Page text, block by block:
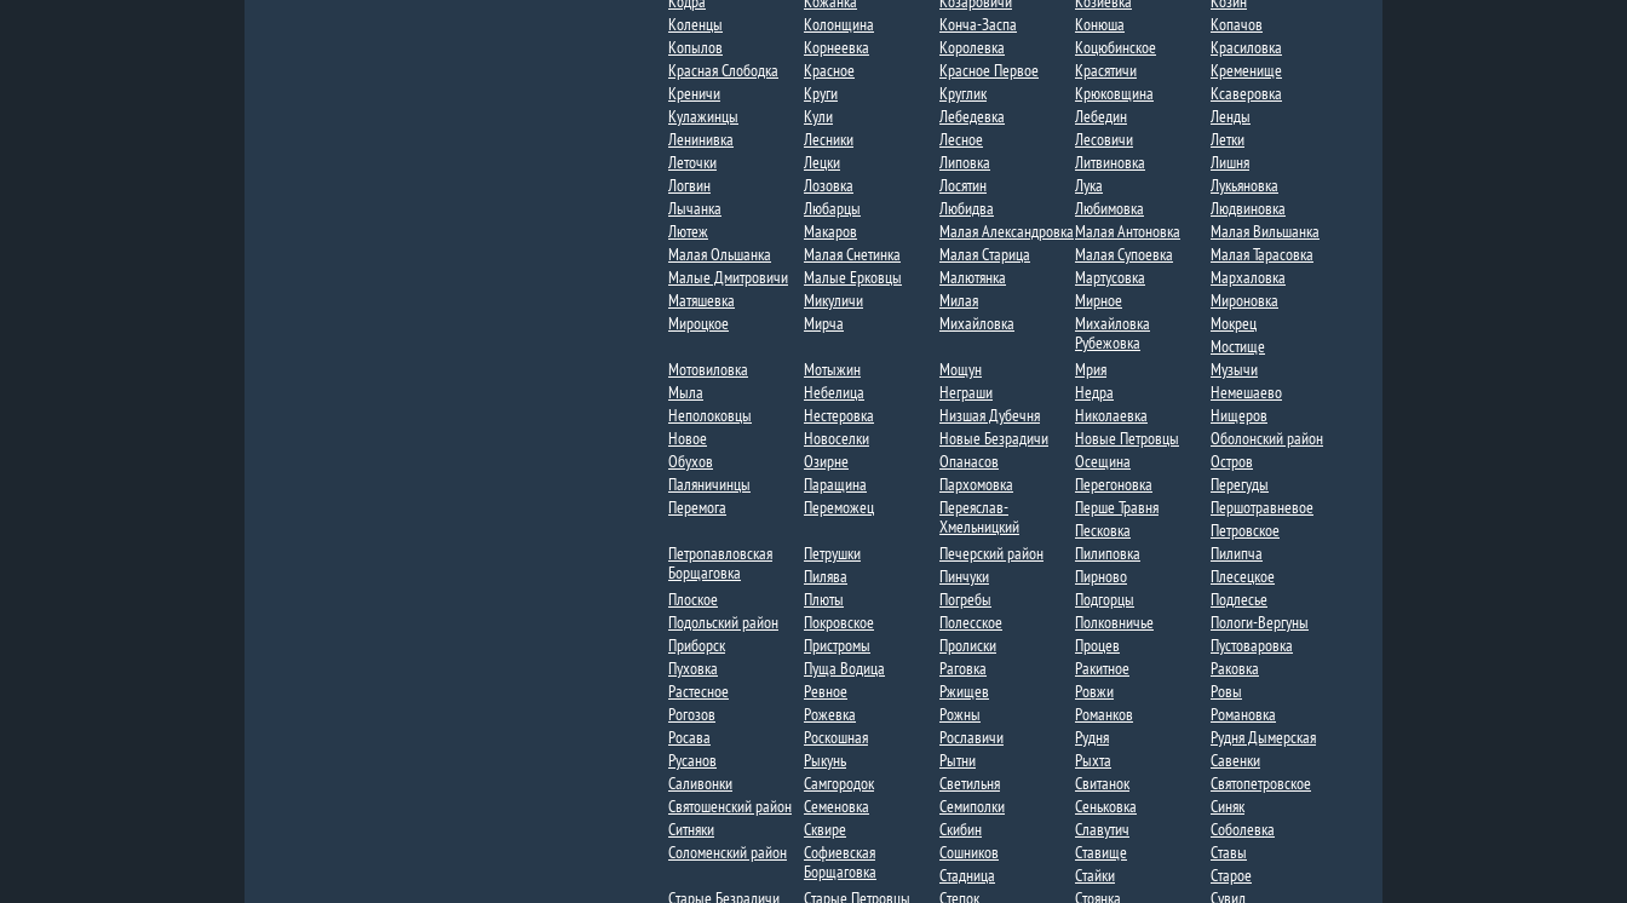
Коленцы
Колонщина Конча-Заспа Конюша
Копачов
Копылов
Корнеевка Королевка Коцюбинское
Красиловка
Красная Слободка​
Красное Красное Первое​ Красятичи
Кременище
Креничи
Круги Круглик Крюковщина
Ксаверовка
Кулажинцы
Кули Лебедевка​ Лебедин
Ленды​
Ленинивка
Лесники Лесное Лесовичи
Летки​
Леточки
Лецки Липовка Литвиновка​
Лишня
Логвин
Лозовка Лосятин Лука
Лукьяновка
Лычанка​
Любарцы Любидва Любимовка
Людвиновка
Лютеж
Макаров Малая АлександровкаМалая Антоновка
Малая Вильшанка
Малая Ольшанка​
Малая Снетинка Малая Старица Малая Супоевка
Малая Тарасовка
Малые Дмитровичи​
Малые Ерковцы Малютянка Мартусовка
Мархаловка
Матяшевка
Микуличи Милая​ Мирное
Мироновка
Мироцкое
Мирча Михайловка
Михайловка
Рубежовка
Мокрец
Мостище
Мотовиловка
Мотыжин Мощун Мрия
Музычи
Мыла
Небелица Неграши Недра
Немешаево
Неполоковцы
Нестеровка Низшая Дубечня Николаевка
Нищеров
Новое
Новоселки​ Новые Безрадичи Новые Петровцы
Оболонский район
Обухов
Озирне Опанасов Осещина
Остров
Паляничинцы
Паращина Пархомовка Перегоновка
Перегуды
Перемога
Переможец
Переяслав-
Хмельницкий
Перше Травня
Першотравневое​
Песковка
Петровское
Петропавловская
Борщаговка
Петрушки Печерский район Пилиповка
Пилипча
Пилява
Пинчуки Пирново​
Плесецкое
Плоское​
Плюты Погребы​ Подгорцы
Подлесье​
Подольский район
Покровское Полесское Полковничье
Пологи-Вергуны
Приборск
Пристромы Пролиски Процев
Пустоваровка
Пуховка
Пуща Водица Раговка Ракитное
Раковка
Растесное
Ревное Ржищев Ровжи
Ровы
Рогозов
Рожевка Рожны​ Романков
Романовка
Росава
Роскошная Рославичи Рудня
Рудня Дымерская​
Русанов
Рыкунь​ Рытни​ Рыхта
Савенки​
Саливонки
Самгородок Светильня Свитанок
Святопетровское
Святошенский район Семеновка Семиполки Сеньковка
Синяк
Ситняки
Сквире Скибин​​ Славутич
Соболевка​
Соломенский район
Софиевская
Борщаговка
Сошников Ставище
Ставы
Стадница
Стайки
Старое
Старые Безрадичи
Старые Петровцы Степок​ Стоянка
Сувид​